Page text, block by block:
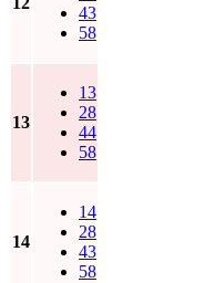
43
58
13
13
28
44
58
14
14
28
43
58